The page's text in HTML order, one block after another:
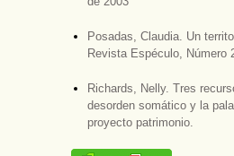
Posadas, Claudia. Un
Revista Espéculo, Número
Richards, Nelly. Tres
desorden somático y la
proyecto patrimonio.